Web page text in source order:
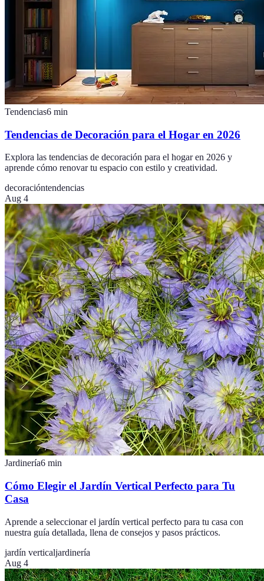
Tendencias6 min
Tendencias de Decoración para el Hogar en 2026
Explora las tendencias de decoración para el hogar en 2026 y
aprende cómo renovar tu espacio con estilo y creatividad.
decoracióntendencias
Aug 4
Jardinería6 min
Cómo Elegir el Jardín Vertical Perfecto para Tu
Casa
Aprende a seleccionar el jardín vertical perfecto para tu casa con
nuestra guía detallada, llena de consejos y pasos prácticos.
jardín verticaljardinería
Aug 4